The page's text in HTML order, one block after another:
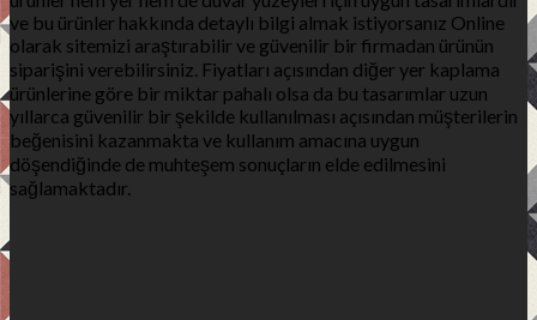
ve bu ürünler hakkında detaylı bilgi almak istiyorsanız Online
olarak sitemizi araştırabilir ve güvenilir bir firmadan ürünün
siparişini verebilirsiniz. Fiyatları açısından diğer yer kaplama
ürünlerine göre bir miktar pahalı olsa da bu tasarımlar uzun
yıllarca güvenilir bir şekilde kullanılması açısından müşterilerin
beğenisini kazanmakta ve kullanım amacına uygun
döşendiğinde de muhteşem sonuçların elde edilmesini
sağlamaktadır.